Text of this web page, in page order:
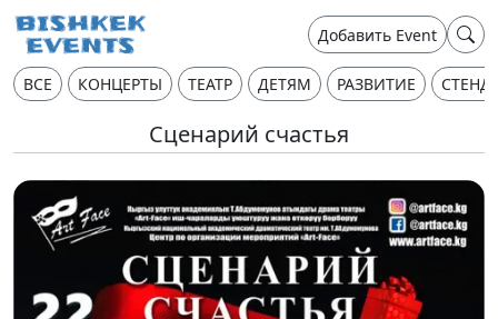
Добавить Event
ВСЕ КОНЦЕРТЫ ТЕАТР ДЕТЯМ РАЗВИТИЕ
Сценарий счастья